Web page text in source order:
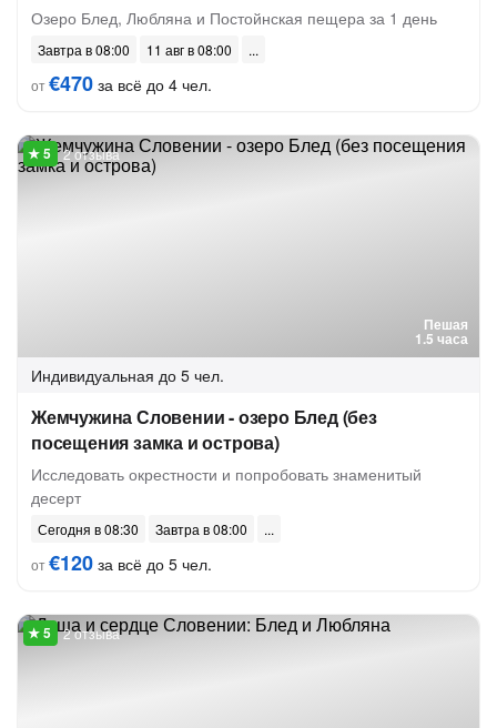
Озеро Блед, Любляна и Постойнская пещера за 1 день
Завтра в 08:00
11 авг в 08:00
от€470 за всё до 4 чел.
Пешая
1.5 часа
2 отзыва
Индивидуальная до 5 чел.
Жемчужина Словении - озеро Блед (без
посещения замка и острова)
Исследовать окрестности и попробовать знаменитый
десерт
Сегодня в 08:30
Завтра в 08:00
от€120 за всё до 5 чел.
2 отзыва